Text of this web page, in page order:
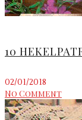
10
02/01/2018
No Comment